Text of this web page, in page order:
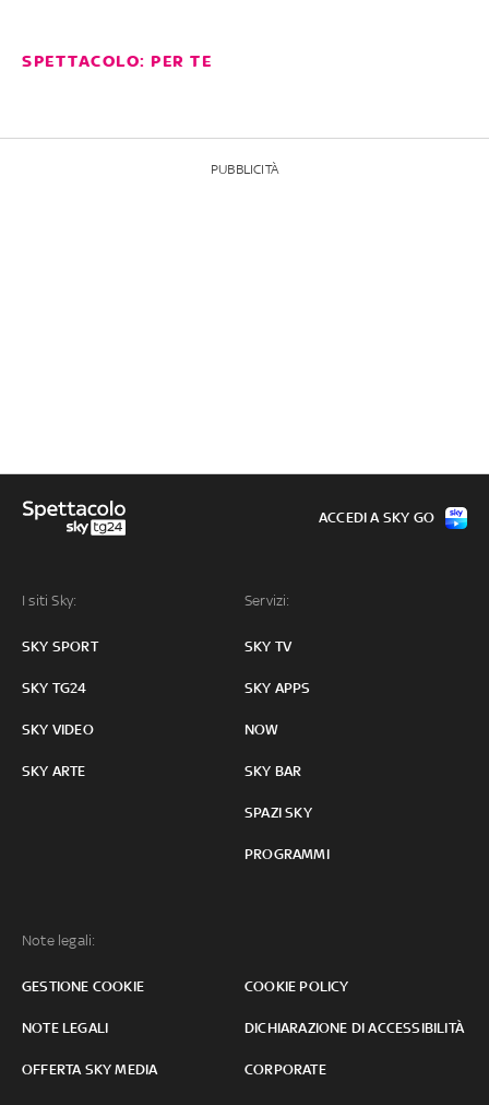
SPETTACOLO: PER TE
PUBBLICITÀ
I siti Sky:
SKY SPORT
SKY TG24
SKY VIDEO
SKY ARTE
Servizi:
SKY TV
SKY APPS
NOW
SKY BAR
SPAZI SKY
PROGRAMMI
Note legali:
GESTIONE COOKIE COOKIE POLICY
NOTE LEGALI DICHIARAZIONE DI ACCESSIBILITÀ
OFFERTA SKY MEDIA CORPORATE
ACCEDI A SKY GO